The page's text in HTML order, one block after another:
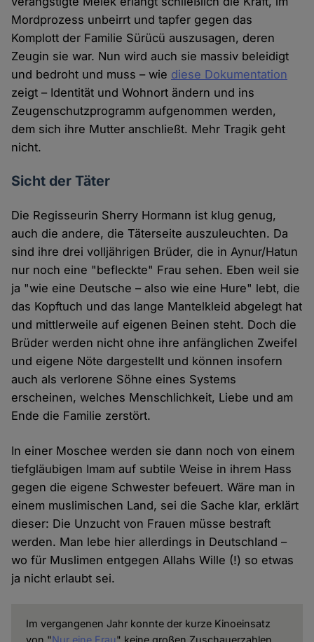
Mordprozess unbeirrt und tapfer gegen das
Komplott der Familie Sürücü auszusagen, deren
Zeugin sie war. Nun wird auch sie massiv beleidigt
und bedroht und muss – wie diese Dokumentation
zeigt – Identität und Wohnort ändern und ins
Zeugenschutzprogramm aufgenommen werden,
dem sich ihre Mutter anschließt. Mehr Tragik geht
nicht.
Sicht der Täter
Die Regisseurin Sherry Hormann ist klug genug,
auch die andere, die Täterseite auszuleuchten. Da
sind ihre drei volljährigen Brüder, die in Aynur/Hatun
nur noch eine "befleckte" Frau sehen. Eben weil sie
ja "wie eine Deutsche – also wie eine Hure" lebt, die
das Kopftuch und das lange Mantelkleid abgelegt hat
und mittlerweile auf eigenen Beinen steht. Doch die
Brüder werden nicht ohne ihre anfänglichen Zweifel
und eigene Nöte dargestellt und können insofern
auch als verlorene Söhne eines Systems
erscheinen, welches Menschlichkeit, Liebe und am
Ende die Familie zerstört.
In einer Moschee werden sie dann noch von einem
tiefgläubigen Imam auf subtile Weise in ihrem Hass
gegen die eigene Schwester befeuert. Wäre man in
einem muslimischen Land, sei die Sache klar, erklärt
dieser: Die Unzucht von Frauen müsse bestraft
werden. Man lebe hier allerdings in Deutschland –
wo für Muslimen entgegen Allahs Wille (!) so etwas
ja nicht erlaubt sei.
Im vergangenen Jahr konnte der kurze Kinoeinsatz